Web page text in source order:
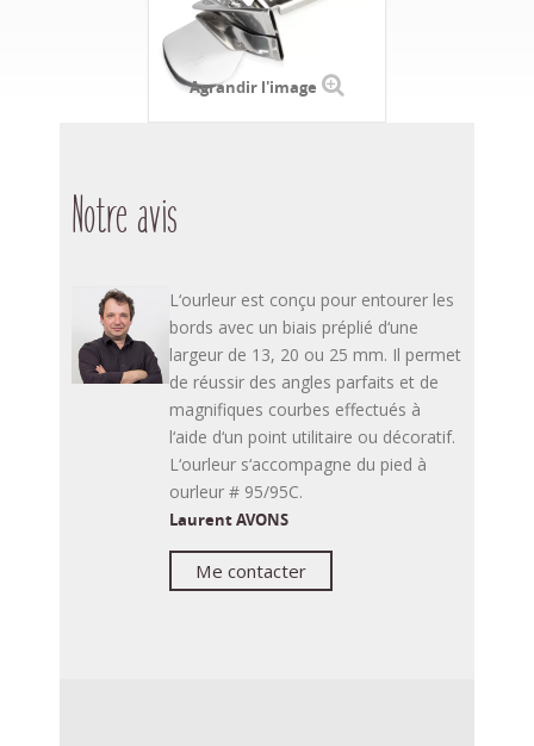
Agrandir l'image
Notre avis
L‘ourleur est conçu pour entourer les
bords avec un biais préplié d‘une
largeur de 13, 20 ou 25 mm. Il permet
de réussir des angles parfaits et de
magnifiques courbes effectués à
l‘aide d‘un point utilitaire ou décoratif.
L‘ourleur s‘accompagne du pied à
ourleur # 95/95C.
Laurent AVONS
Me contacter